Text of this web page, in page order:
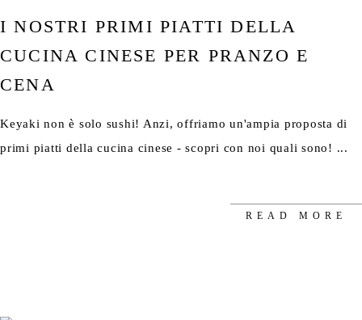
I NOSTRI PRIMI PIATTI DELLA
CUCINA CINESE PER PRANZO E
CENA
Keyaki non è solo sushi! Anzi, offriamo un'ampia proposta di
primi piatti della cucina cinese - scopri con noi quali sono!
READ MORE